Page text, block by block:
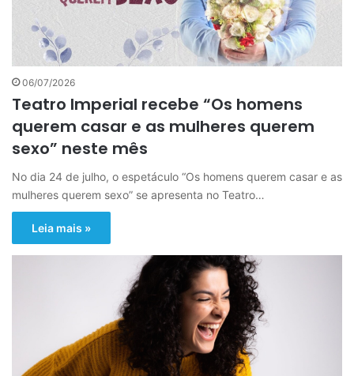
06/07/2026
Teatro Imperial recebe “Os homens
querem casar e as mulheres querem
sexo” neste mês
No dia 24 de julho, o espetáculo “Os homens querem casar e as
mulheres querem sexo” se apresenta no Teatro…
Leia mais »